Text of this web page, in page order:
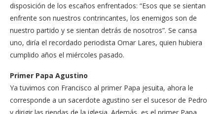
disposición de los escaños enfrentados: “Esos que se sientan
enfrente son nuestros contrincantes, los enemigos son de
nuestro partido y se sientan detrás de nosotros”. Se cansa
uno, diría el recordado periodista Omar Lares, quien hubiera
cumplido años el miércoles pasado.
Primer Papa Agustino
Ya tuvimos con Francisco al primer Papa jesuita, ahora le
corresponde a un sacerdote agustino ser el sucesor de Pedro